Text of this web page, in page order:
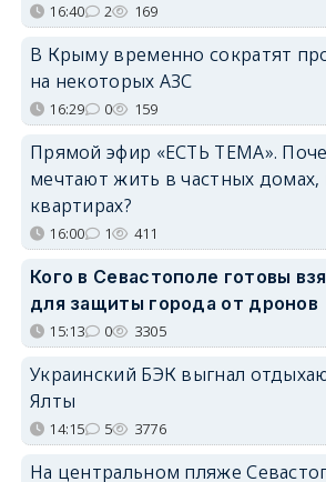
16:40 2 169
В Крыму временно сократят
на некоторых АЗС
16:29 0 159
Прямой эфир «ЕСТЬ ТЕМА».
мечтают жить в частных домах,
квартирах?
16:00 1 411
Кого в Севастополе готовы
для защиты города от дронов
15:13 0 3305
Украинский БЭК выгнал
Ялты
14:15 5 3776
На центральном пляже